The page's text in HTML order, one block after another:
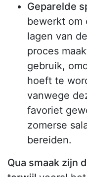
Geparelde
bewerkt om
lagen van
proces
gebruik,
hoeft te
vanwege
favoriet
zomerse
bereiden.
Qua smaak zijn